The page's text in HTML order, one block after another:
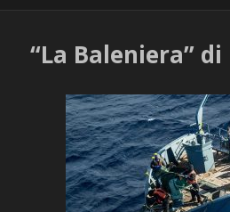
“La Baleniera” di